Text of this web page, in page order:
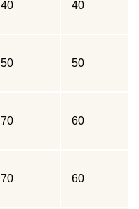
40 40
50 50
70 60
70 60